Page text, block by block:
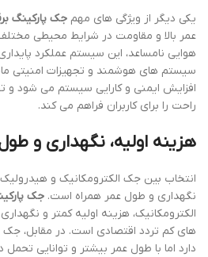
یکی دیگر از ویژگی های مهم جک پارکینگ
عمر بالا و مقاومت در شرایط محیطی
هوایی نامساعد، این سیستم عملکرد
سیستم های هوشمند و تجهیزات امنیتی
افزایش ایمنی و کارایی سیستم می شود
راحت را برای کاربران فراهم می کند.
هزینه اولیه، نگهداری و
انتخاب بین جک الکترومکانیک و
نگهداری و طول عمر همراه است. جک
الکترومکانیک، هزینه اولیه کمتر و
های کم تردد اقتصادی است. در مقابل، جک
دارد اما با طول عمر بیشتر و توانایی